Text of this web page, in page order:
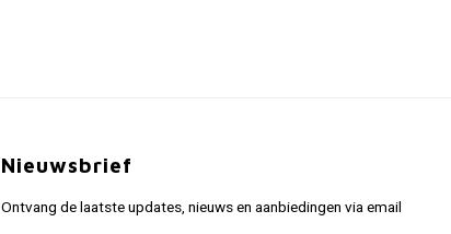
Nieuwsbrief
Ontvang de laatste updates, nieuws en aanbiedingen via email